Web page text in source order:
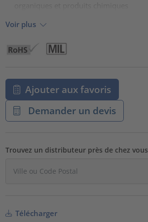
Voir plus
Ajouter aux favoris
Demander un devis
Trouvez un distributeur près de chez vous
Télécharger